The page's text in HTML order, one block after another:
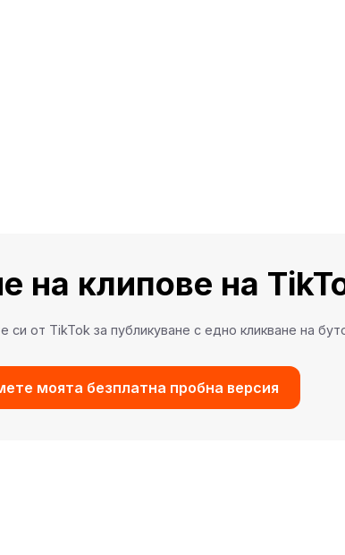
на клипове на
от TikTok за публикуване с едно кликване на
моята безплатна пробна версия